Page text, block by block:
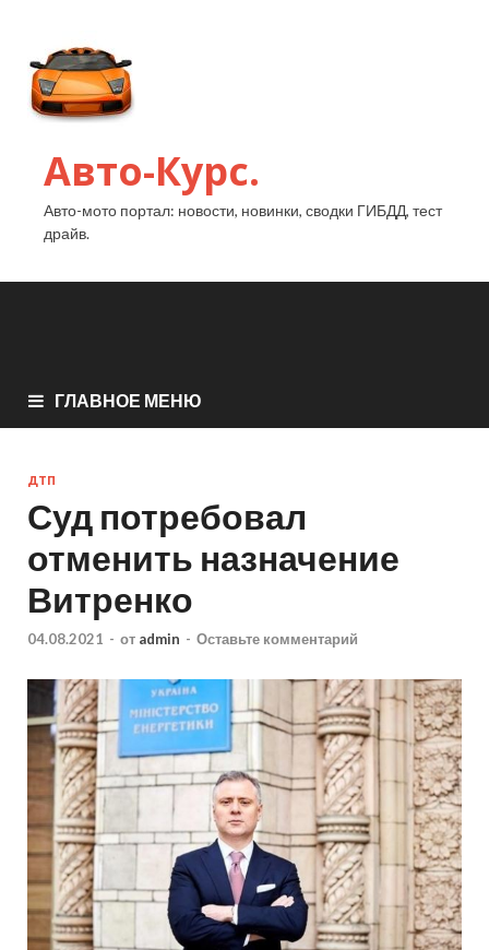
Авто-Курс.
Авто-мото портал: новости, новинки, сводки ГИБДД, тест
драйв.
ГЛАВНОЕ МЕНЮ
ДТП
Суд потребовал
отменить назначение
Витренко
04.08.2021 - от admin - Оставьте комментарий